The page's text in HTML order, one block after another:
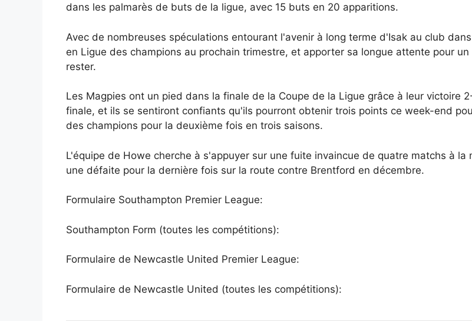
dans les palmarès de buts de la ligue, avec 15 buts en 20 apparitions.
Avec de nombreuses spéculations entourant l'avenir à long terme d'Isak au club
en Ligue des champions au prochain trimestre, et apporter sa longue attente pour
rester.
Les Magpies ont un pied dans la finale de la Coupe de la Ligue grâce à leur victoire
finale, et ils se sentiront confiants qu'ils pourront obtenir trois points ce week-end
des champions pour la deuxième fois en trois saisons.
L'équipe de Howe cherche à s'appuyer sur une fuite invaincue de quatre matchs à
une défaite pour la dernière fois sur la route contre Brentford en décembre.
Formulaire Southampton Premier League:
Southampton Form (toutes les compétitions):
Formulaire de Newcastle United Premier League:
Formulaire de Newcastle United (toutes les compétitions):